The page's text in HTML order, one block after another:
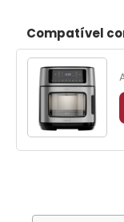
Compatível